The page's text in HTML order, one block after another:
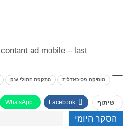
מוסיקה פסיכאדלית מתקפת חתולי ענק
שיתוף Facebook
WhatsApp
הסקר היומי